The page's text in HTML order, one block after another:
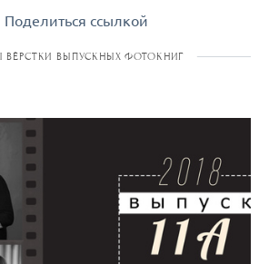
Поделиться ссылкой
ВЁРСТКИ ВЫПУСКНЫХ ФОТОКНИГ